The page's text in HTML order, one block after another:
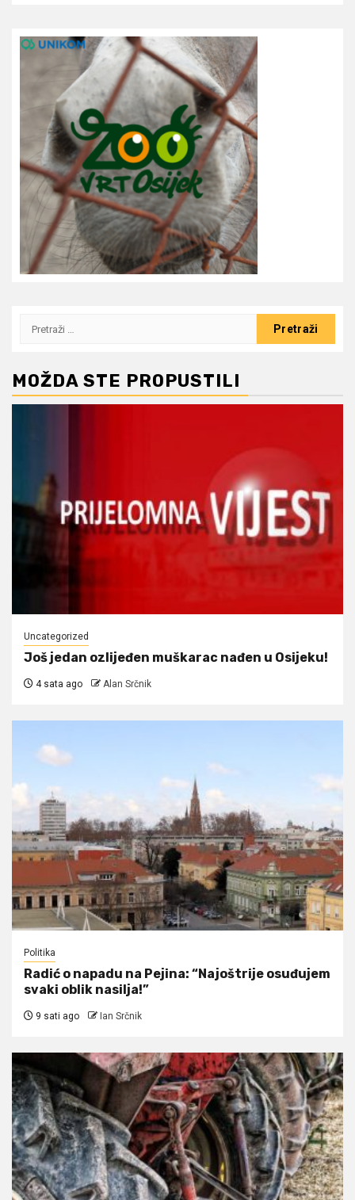
Pretraži:
MOŽDA STE PROPUSTILI
Uncategorized
Još jedan ozlijeđen muškarac nađen u Osijeku!
4 sata ago Alan Srčnik
Politika
Radić o napadu na Pejina: “Najoštrije osuđujem
svaki oblik nasilja!”
9 sati ago Ian Srčnik